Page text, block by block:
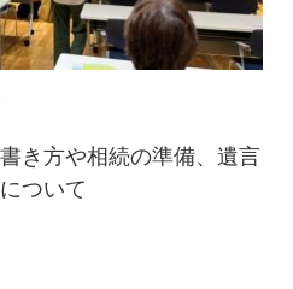
き方や相続の準備、遺言
ついて